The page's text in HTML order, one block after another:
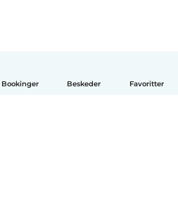
Bookinger Beskeder Favoritter